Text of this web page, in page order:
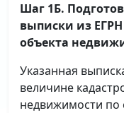
Шаг 1Б.
выписки из
объекта
Указанная
величине
недвижимости по